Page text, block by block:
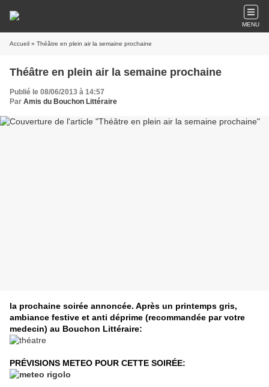
MENU
Accueil » Théâtre en plein air la semaine prochaine
Théâtre en plein air la semaine prochaine
Publié le 08/06/2013 à 14:57
Par Amis du Bouchon Littéraire
la prochaine soirée annoncée. Après un printemps gris,
ambiance festive et anti déprime (recommandée par votre
medecin) au Bouchon Littéraire:
PRÉVISIONS METEO POUR CETTE SOIRÉE: